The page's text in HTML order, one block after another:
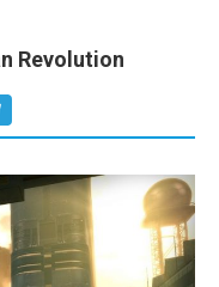
Revolution